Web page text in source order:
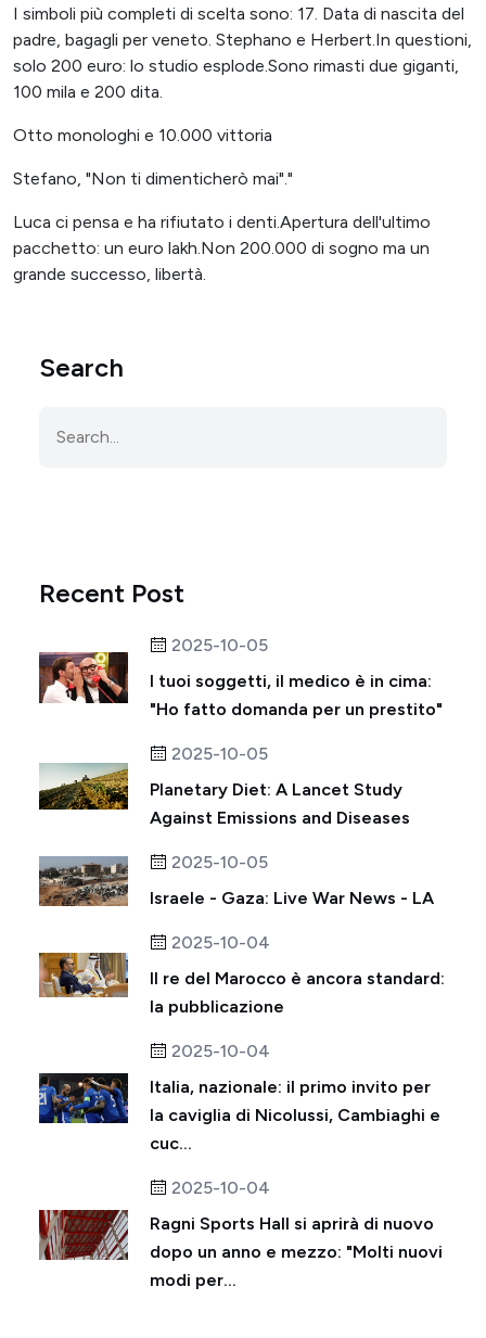
I simboli più completi di scelta sono: 17. Data di nascita del
padre, bagagli per veneto. Stephano e Herbert.In questioni,
solo 200 euro: lo studio esplode.Sono rimasti due giganti,
100 mila e 200 dita.
Otto monologhi e 10.000 vittoria
Stefano, "Non ti dimenticherò mai"."
Luca ci pensa e ha rifiutato i denti.Apertura dell'ultimo
pacchetto: un euro lakh.Non 200.000 di sogno ma un
grande successo, libertà.
Search
Recent Post
2025-10-05
I tuoi soggetti, il medico è in cima:
"Ho fatto domanda per un prestito"
2025-10-05
Planetary Diet: A Lancet Study
Against Emissions and Diseases
2025-10-05
Israele - Gaza: Live War News - LA
2025-10-04
Il re del Marocco è ancora standard:
la pubblicazione
2025-10-04
Italia, nazionale: il primo invito per
la caviglia di Nicolussi, Cambiaghi e
cuc...
2025-10-04
Ragni Sports Hall si aprirà di nuovo
dopo un anno e mezzo: "Molti nuovi
modi per...